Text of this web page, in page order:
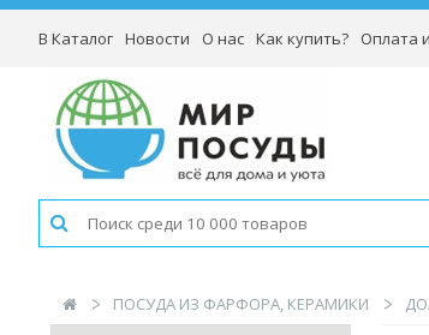
В Каталог Новости О нас Как купить? Оплата
ПОСУДА ИЗ ФАРФОРА, КЕРАМИКИ